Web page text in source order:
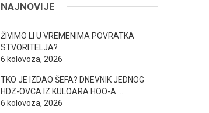
NAJNOVIJE
ŽIVIMO LI U VREMENIMA POVRATKA
STVORITELJA?
6 kolovoza, 2026
TKO JE IZDAO ŠEFA? DNEVNIK JEDNOG
HDZ-OVCA IZ KULOARA HOO-A….
6 kolovoza, 2026